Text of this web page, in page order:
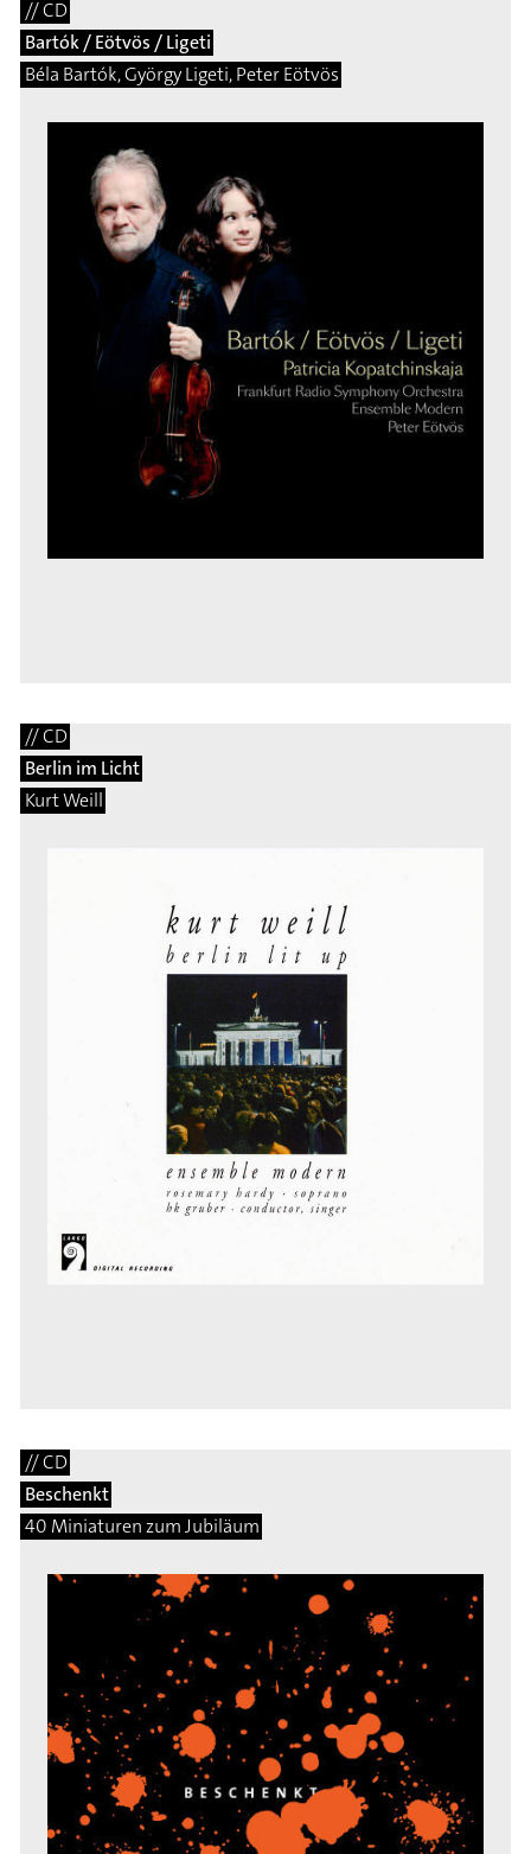
// CD
Bartók / Eötvös / Ligeti
Béla Bartók, György Ligeti, Peter Eötvös
// CD
Berlin im Licht
Kurt Weill
// CD
Beschenkt
40 Miniaturen zum Jubiläum